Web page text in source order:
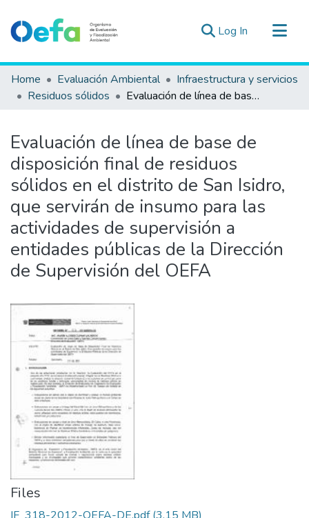
Log In (current)
Communities & Collections
All of DSpace
Estad. Externas
Guias ▾
Home Evaluación Ambiental
Infraestructura y servicios
Residuos sólidos
Evaluación de línea de base de disposición final de residuos sólidos en el distrito de San Isidro, que servirán de insumo para las actividades de supervisión a entidades públicas de la Dirección de Supervisión del OEFA
Evaluación de línea de base de
disposición final de residuos
sólidos en el distrito de San Isidro,
que servirán de insumo para las
actividades de supervisión a
entidades públicas de la Dirección
de Supervisión del OEFA
Files